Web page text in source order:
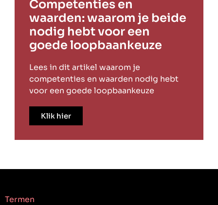
Competenties en
waarden: waarom je beide
nodig hebt voor een
goede loopbaankeuze
Lees in dit artikel waarom je
competenties en waarden nodig hebt
voor een goede loopbaankeuze
Klik hier
Termen